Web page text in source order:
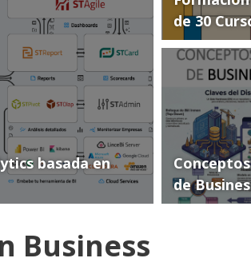
basada en
de 30
de
Business